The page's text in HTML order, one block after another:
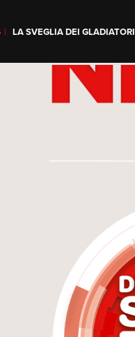
LA SVEGLIA DEI GLADIATORI